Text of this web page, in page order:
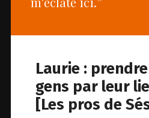
Laurie :
gens par leur
[Les pros de